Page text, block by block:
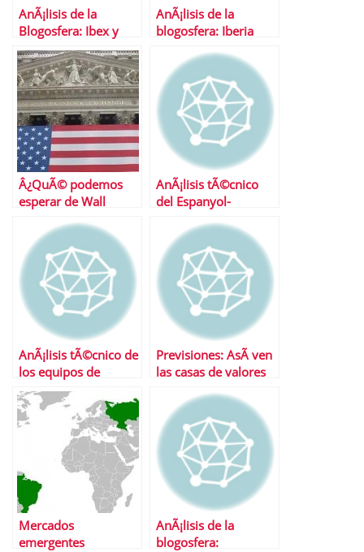
AnÃ¡lisis de la
Blogosfera: Ibex y
TelefÃ³nica
AnÃ¡lisis de la
blogosfera: Iberia
Â¿QuÃ© podemos
esperar de Wall
AnÃ¡lisis tÃ©cnico
del Espanyol-
AnÃ¡lisis tÃ©cnico de
los equipos de
primera divisiÃ³n
Previsiones: AsÃ­ ven
las casas de valores
Mercados
emergentes
AnÃ¡lisis de la
blogosfera: